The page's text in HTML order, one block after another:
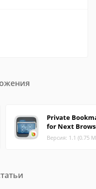
Private
for Next
Версия: 1.1 (0.75